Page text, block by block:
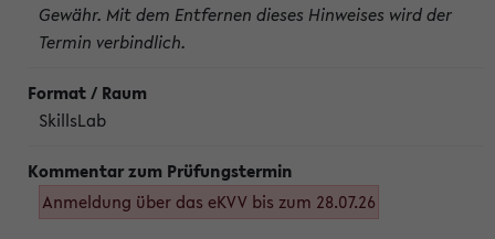
Gewähr. Mit dem Entfernen dieses Hinweises wird der
Termin verbindlich.
SkillsLab
Anmeldung über das eKVV bis zum 28.07.26